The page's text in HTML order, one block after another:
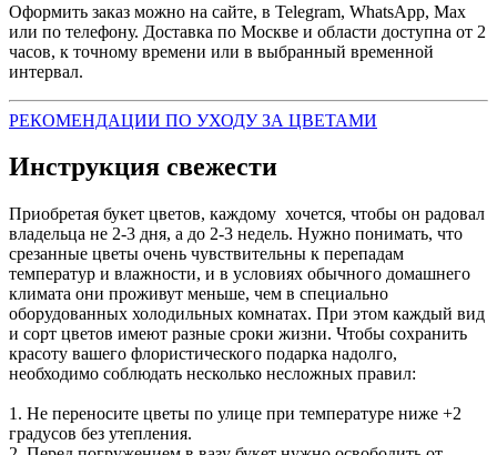
Оформить заказ можно на сайте, в Telegram, WhatsApp, Max
или по телефону. Доставка по Москве и области доступна от 2
часов, к точному времени или в выбранный временной
интервал.
РЕКОМЕНДАЦИИ ПО УХОДУ ЗА ЦВЕТАМИ
Инструкция свежести
Приобретая букет цветов, каждому хочется, чтобы он радовал
владельца не 2-3 дня, а до 2-3 недель. Нужно понимать, что
срезанные цветы очень чувствительны к перепадам
температур и влажности, и в условиях обычного домашнего
климата они проживут меньше, чем в специально
оборудованных холодильных комнатах. При этом каждый вид
и сорт цветов имеют разные сроки жизни. Чтобы сохранить
красоту вашего флористического подарка надолго,
необходимо соблюдать несколько несложных правил:
1. Не переносите цветы по улице при температуре ниже +2
градусов без утепления.